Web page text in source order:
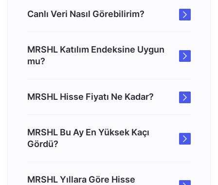
Canlı Veri Nasıl Görebilirim?
MRSHL Katılım Endeksine Uygun
mu?
MRSHL Hisse Fiyatı Ne Kadar?
MRSHL Bu Ay En Yüksek Kaçı
Gördü?
MRSHL Yıllara Göre Hisse